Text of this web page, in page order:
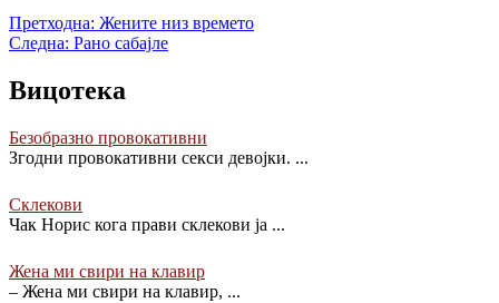
Претходна: Жените низ времето
Следна: Рано сабајле
Вицотека
Безобразно провокативни
Згодни провокативни секси девојки. ...
Склекови
Чак Норис кога прави склекови ја ...
Жена ми свири на клавир
– Жена ми свири на клавир, ...